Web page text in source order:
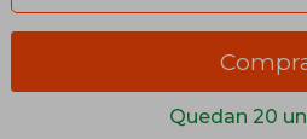
Quedan 20